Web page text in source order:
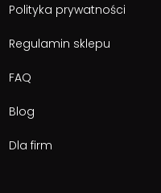
Polityka prywatności
Regulamin sklepu
FAQ
Blog
Dla firm